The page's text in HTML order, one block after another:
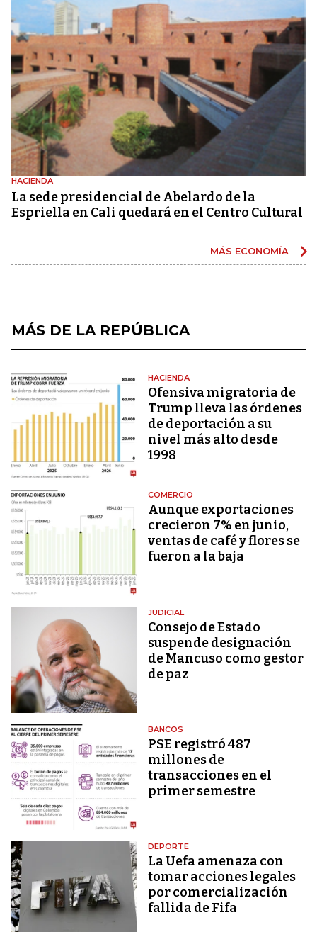
HACIENDA
La sede presidencial de Abelardo de la
Espriella en Cali quedará en el Centro Cultural
MÁS ECONOMÍA
MÁS DE LA REPÚBLICA
HACIENDA
Ofensiva migratoria de
Trump lleva las órdenes
de deportación a su
nivel más alto desde
1998
COMERCIO
Aunque exportaciones
crecieron 7% en junio,
ventas de café y flores se
fueron a la baja
JUDICIAL
Consejo de Estado
suspende designación
de Mancuso como gestor
de paz
BANCOS
PSE registró 487
millones de
transacciones en el
primer semestre
DEPORTE
La Uefa amenaza con
tomar acciones legales
por comercialización
fallida de Fifa